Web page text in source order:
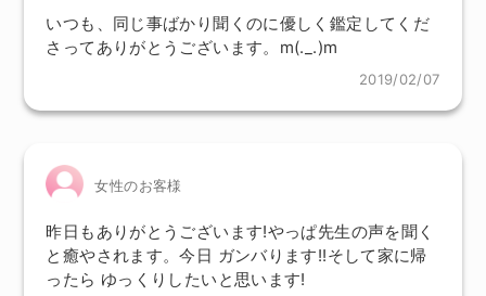
いつも、同じ事ばかり聞くのに優しく鑑定してくだ
さってありがとうございます。m(._.)m
2019/02/07
女性のお客様
昨日もありがとうございます!やっぱ先生の声を聞く
と癒やされます。今日 ガンバります!!そして家に帰
ったら ゆっくりしたいと思います!